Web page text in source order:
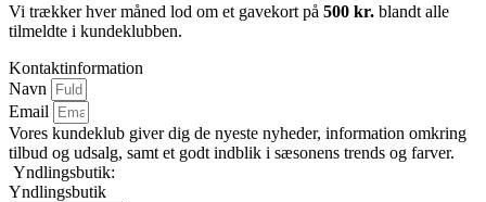
Vi trækker hver måned lod om et gavekort på 500 kr. blandt alle
tilmeldte i kundeklubben.
Kontaktinformation
Navn
Email
Vores kundeklub giver dig de nyeste nyheder, information omkring
tilbud og udsalg, samt et godt indblik i sæsonens trends og farver.
Yndlingsbutik:
Yndlingsbutik